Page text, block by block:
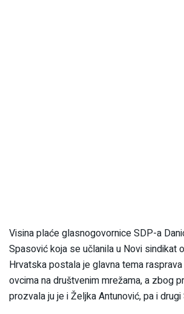
Visina plaće glasnogovornice SDP-a
Spasović koja se učlanila u Novi sindikat
Hrvatska postala je glavna tema
ovcima na društvenim mrežama, a zbog
prozvala ju je i Željka Antunović, pa i